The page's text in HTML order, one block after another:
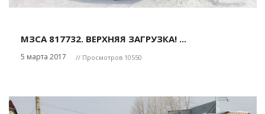
МЗСА 817732. ВЕРХНЯЯ ЗАГРУЗКА! ...
5 марта 2017 // Просмотров 10550